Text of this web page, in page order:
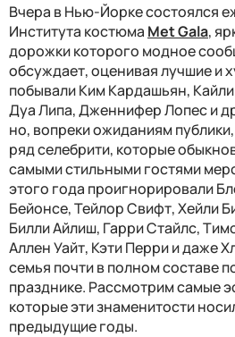
Вчера в Нью-Йорке состоялся
Института костюма Met Gala,
дорожки которого модное
обсуждает, оценивая лучшие и
побывали Ким Кардашьян,
Дуа Липа, Дженнифер Лопес и
но, вопреки ожиданиям
ряд селебрити, которые
самыми стильными гостями
этого года проигнорировали
Бейонсе, Тейлор Свифт, Хейли
Билли Айлиш, Гарри Стайлс,
Аллен Уайт, Кэти Перри и даже
семья почти в полном составе
празднике. Рассмотрим самые
которые эти знаменитости
предыдущие годы.